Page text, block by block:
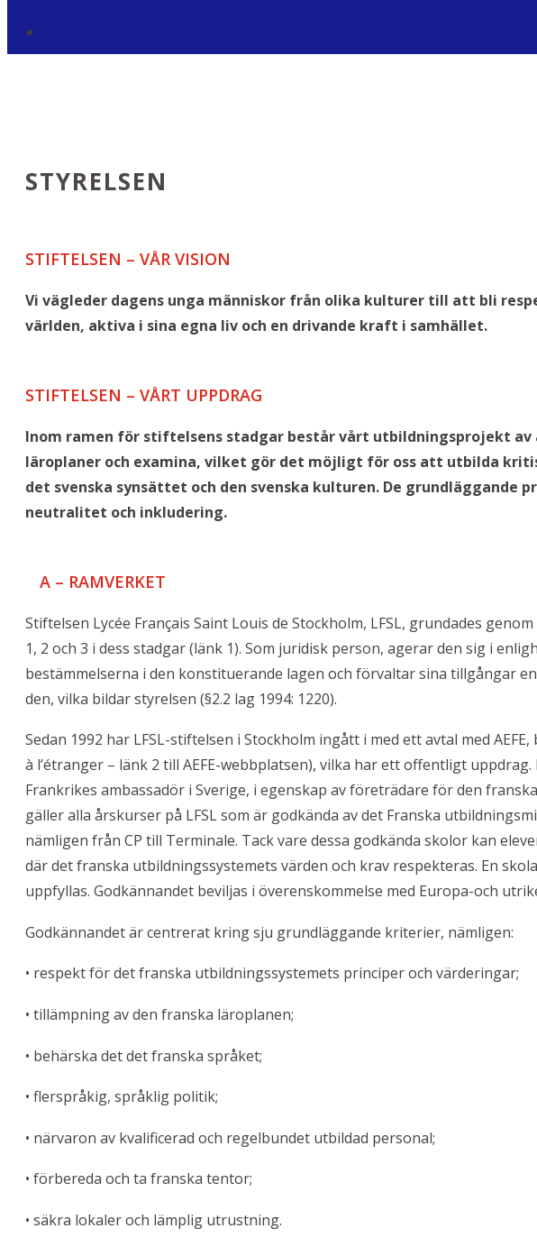
STYRELSEN
STIFTELSEN – VÅR VISION
Vi vägleder dagens unga människor från olika kulturer till att bli
världen, aktiva i sina egna liv och en drivande kraft i samhället.
STIFTELSEN – VÅRT UPPDRAG
Inom ramen för stiftelsens stadgar består vårt utbildningsprojekt
läroplaner och examina, vilket gör det möjligt för oss att utbilda
det svenska synsättet och den svenska kulturen. De
neutralitet och inkludering.
A – RAMVERKET
Stiftelsen Lycée Français Saint Louis de Stockholm, LFSL, grundades
1, 2 och 3 i dess stadgar (länk 1). Som juridisk person, agerar den sig i
bestämmelserna i den konstituerande lagen och förvaltar sina tillgångar
den, vilka bildar styrelsen (§2.2 lag 1994: 1220).
Sedan 1992 har LFSL-stiftelsen i Stockholm ingått i med ett avtal med
à l’étranger – länk 2 till AEFE-webbplatsen), vilka har ett offentligt
Frankrikes ambassadör i Sverige, i egenskap av företrädare för den
gäller alla årskurser på LFSL som är godkända av det Franska
nämligen från CP till Terminale. Tack vare dessa godkända skolor kan
där det franska utbildningssystemets värden och krav respekteras. En
uppfyllas. Godkännandet beviljas i överenskommelse med Europa-och
Godkännandet är centrerat kring sju grundläggande kriterier, nämligen:
• respekt för det franska utbildningssystemets principer och värderingar;
• tillämpning av den franska läroplanen;
• behärska det det franska språket;
• flerspråkig, språklig politik;
• närvaron av kvalificerad och regelbundet utbildad personal;
• förbereda och ta franska tentor;
• säkra lokaler och lämplig utrustning.